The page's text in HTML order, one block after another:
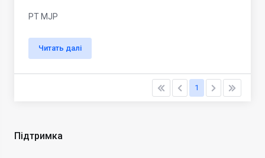
Підтримка
PT MJP
Читать далі
1